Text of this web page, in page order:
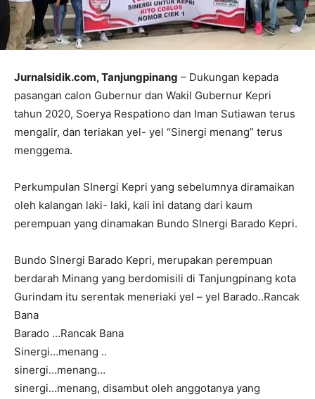
Jurnalsidik.com, Tanjungpinang – Dukungan kepada
pasangan calon Gubernur dan Wakil Gubernur Kepri
tahun 2020, Soerya Respationo dan Iman Sutiawan terus
mengalir, dan teriakan yel- yel “Sinergi menang” terus
menggema.
Perkumpulan SInergi Kepri yang sebelumnya diramaikan
oleh kalangan laki- laki, kali ini datang dari kaum
perempuan yang dinamakan Bundo SInergi Barado Kepri.
Bundo SInergi Barado Kepri, merupakan perempuan
berdarah Minang yang berdomisili di Tanjungpinang kota
Gurindam itu serentak meneriaki yel – yel Barado..Rancak
Bana
Barado …Rancak Bana
Sinergi…menang ..
sinergi…menang…
sinergi…menang, disambut oleh anggotanya yang